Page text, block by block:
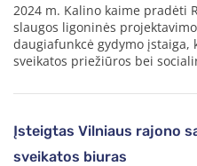
2024 m. Kalino kaime pradėti
slaugos ligoninės
daugiafunkcė gydymo
sveikatos priežiūros bei
Įsteigtas Vilniaus rajono
sveikatos biuras